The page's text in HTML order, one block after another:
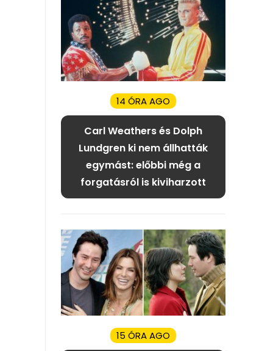
14 ÓRA AGO
Carl Weathers és Dolph
Lundgren ki nem állhatták
egymást: előbbi még a
forgatásról is kiviharzott
15 ÓRA AGO